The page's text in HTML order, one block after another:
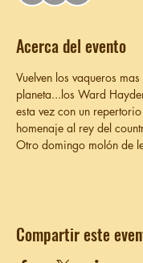
Acerca del evento
Vuelven los vaqueros
planeta...los Ward
esta vez con un
homenaje al rey del
Otro domingo molón de
Compartir este